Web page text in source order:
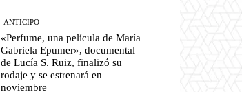
-ANTICIPO
«Perfume, una película de María
Gabriela Epumer», documental
de Lucía S. Ruiz, finalizó su
rodaje y se estrenará en
noviembre